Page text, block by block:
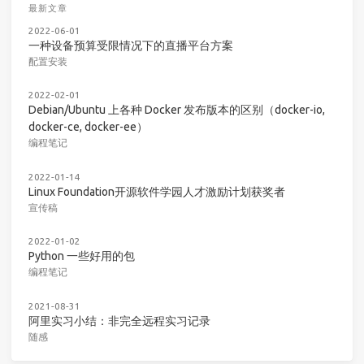
最新文章
2022-06-01
一种设备预算受限情况下的直播平台方案
配置安装
2022-02-01
Debian/Ubuntu 上各种 Docker 发布版本的区别（docker-io,
docker-ce, docker-ee）
编程笔记
2022-01-14
Linux Foundation开源软件学园人才激励计划获奖者
宣传稿
2022-01-02
Python 一些好用的包
编程笔记
2021-08-31
阿里实习小结：非完全远程实习记录
随感